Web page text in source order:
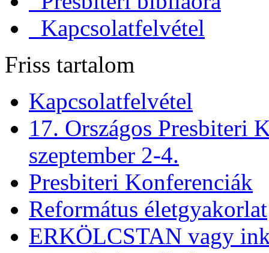
Kapcsolatfelvétel
Friss tartalom
Kapcsolatfelvétel
17. Országos Presbiteri
szeptember 2-4.
Presbiteri Konferenciák
Református életgyakorlat
ERKÖLCSTAN vagy